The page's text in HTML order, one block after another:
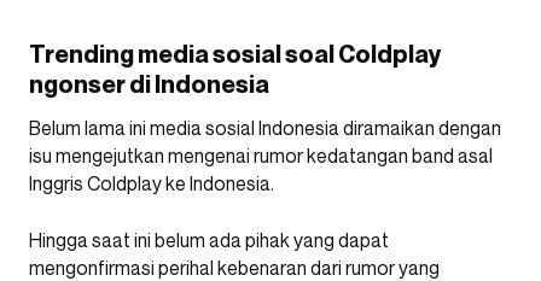
Trending media sosial soal Coldplay
ngonser di Indonesia
Belum lama ini media sosial Indonesia diramaikan dengan
isu mengejutkan mengenai rumor kedatangan band asal
Inggris Coldplay ke Indonesia.
Hingga saat ini belum ada pihak yang dapat
mengonfirmasi perihal kebenaran dari rumor yang